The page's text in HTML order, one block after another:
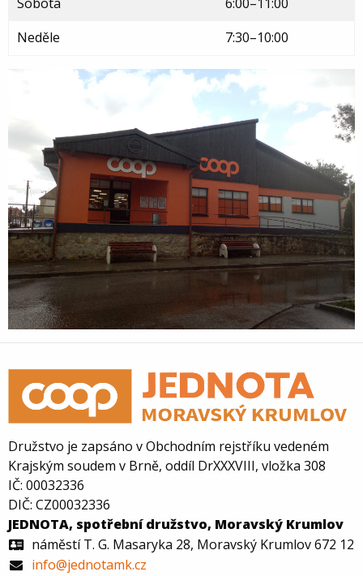
Neděle
7:30–10:00
Družstvo je zapsáno v Obchodním rejstříku vedeném
Krajským soudem v Brně, oddíl DrXXXVIII, vložka 308
IČ: 00032336
DIČ: CZ00032336
JEDNOTA, spotřební družstvo, Moravský Krumlov
náměstí T. G. Masaryka 28, Moravský Krumlov 672 12
info@jednotamk.cz